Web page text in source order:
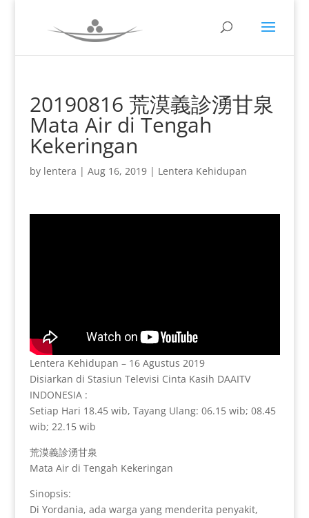
20190816 荒漠義診湧甘泉
Mata Air di Tengah
Kekeringan
by lentera | Aug 16, 2019| Lentera Kehidupan
Lentera Kehidupan – 16 Agustus 2019
Disiarkan di Stasiun Televisi Cinta Kasih DAAITV
INDONESIA :
Setiap Hari 18.45 wib, Tayang Ulang: 06.15 wib; 08.45
wib; 22.15 wib
荒漠義診湧甘泉
Mata Air di Tengah Kekeringan
Sinopsis:
Di Yordania, ada warga yang menderita penyakit,